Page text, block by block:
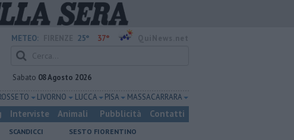
METEO: 25° 37°
Sabato 08 Agosto 2026
LIVORNO LUCCA PISA MASSA CARRARA
Interviste Animali Pubblicità Contatti
SCANDICCI
SESTO FIORENTINO